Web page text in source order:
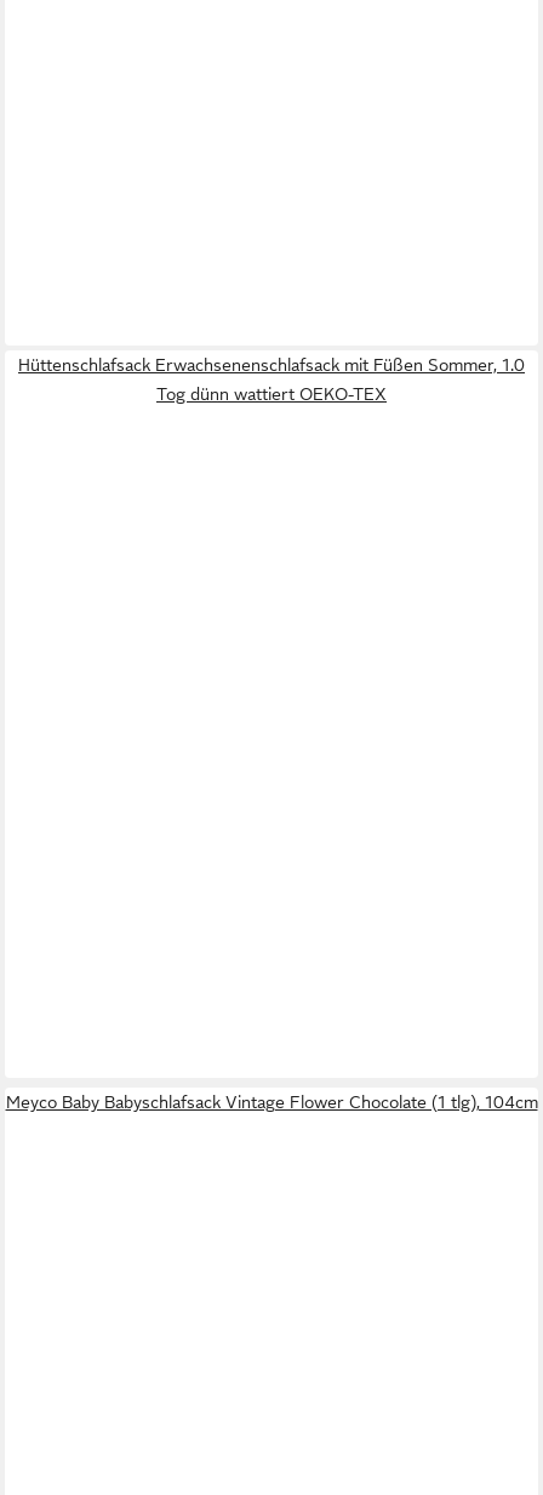
Hüttenschlafsack Erwachsenenschlafsack mit Füßen Sommer, 1.0
Tog dünn wattiert OEKO-TEX
Meyco Baby Babyschlafsack Vintage Flower Chocolate (1 tlg), 104cm